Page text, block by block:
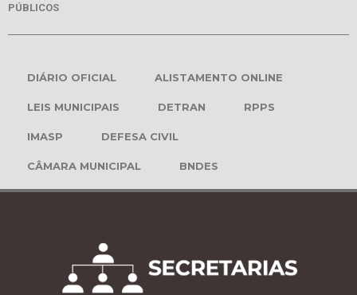
PÚBLICOS
DIÁRIO OFICIAL ALISTAMENTO ONLINE
LEIS MUNICIPAIS DETRAN RPPS
IMASP DEFESA CIVIL
CÂMARA MUNICIPAL BNDES